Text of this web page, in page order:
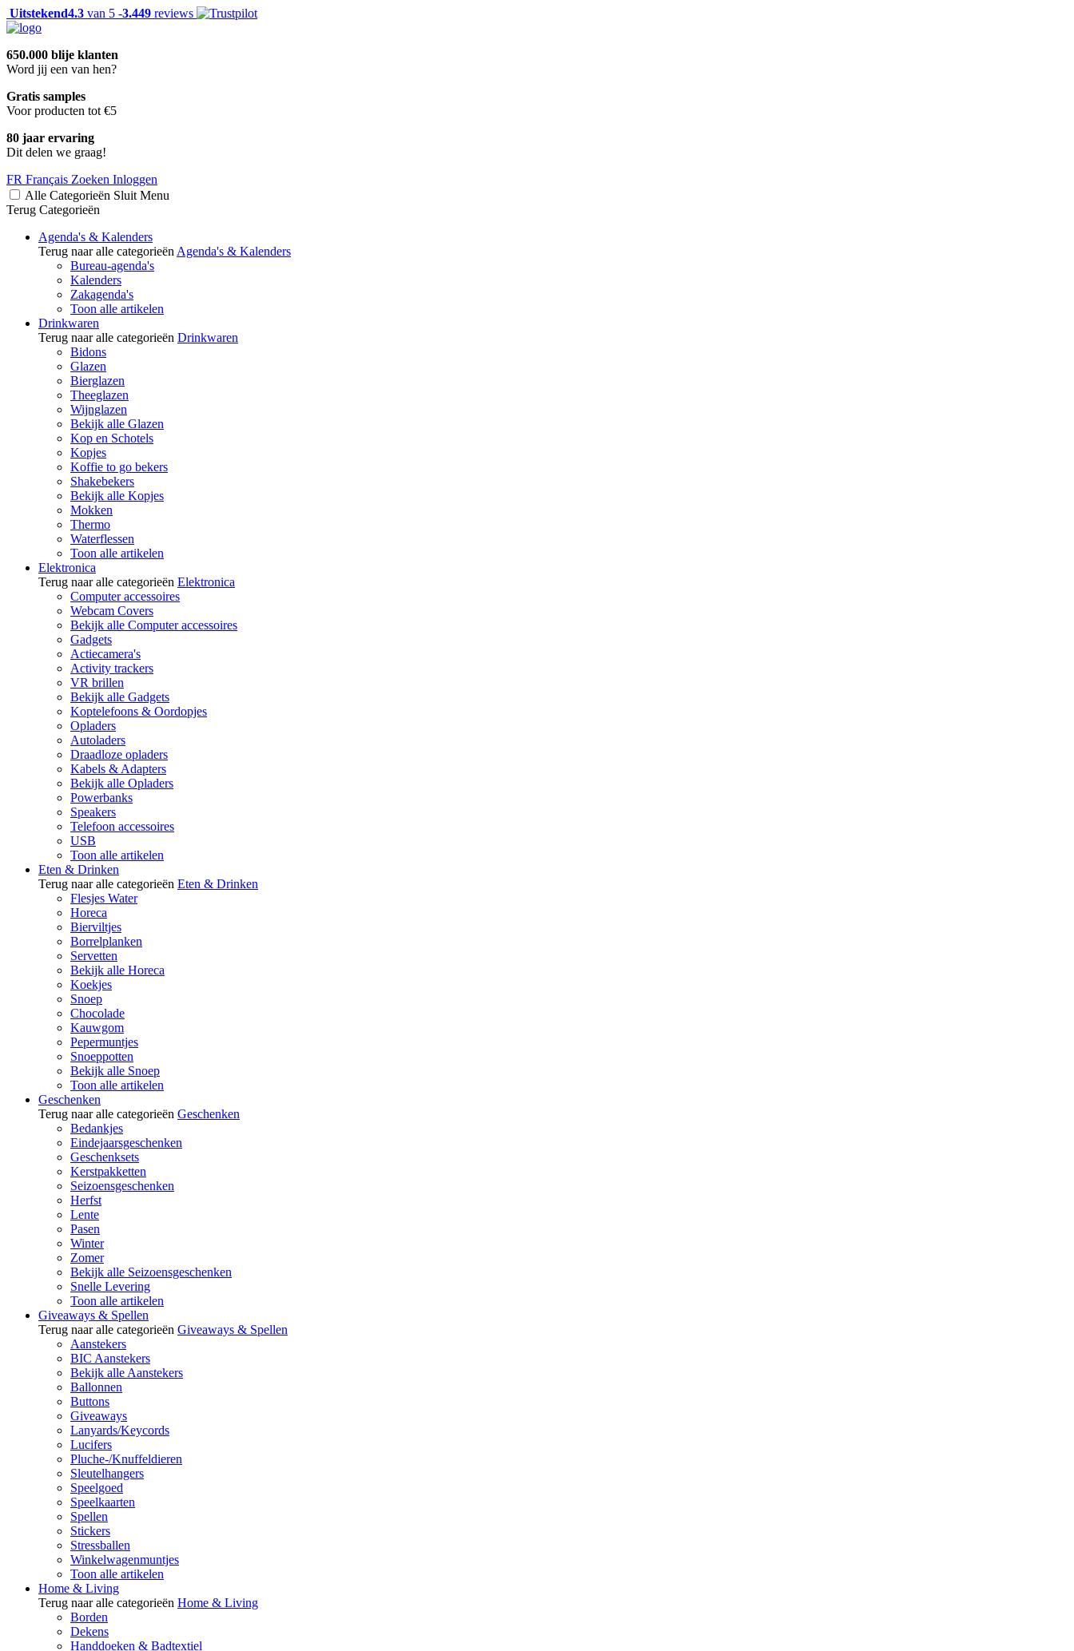
Uitstekend4.3 van 5 -3.449 reviews
650.000 blije klanten
Word jij een van hen?
Gratis samples
Voor producten tot €5
80 jaar ervaring
Dit delen we graag!
FR Français Zoeken Inloggen
Alle Categorieën Sluit Menu
Terug Categorieën
Agenda's & Kalenders
Terug naar alle categorieën Agenda's & Kalenders
Bureau-agenda's
Kalenders
Zakagenda's
Toon alle artikelen
Drinkwaren
Terug naar alle categorieën Drinkwaren
Bidons
Glazen
Bierglazen
Theeglazen
Wijnglazen
Bekijk alle Glazen
Kop en Schotels
Kopjes
Koffie to go bekers
Shakebekers
Bekijk alle Kopjes
Mokken
Thermo
Waterflessen
Toon alle artikelen
Elektronica
Terug naar alle categorieën Elektronica
Computer accessoires
Webcam Covers
Bekijk alle Computer accessoires
Gadgets
Actiecamera's
Activity trackers
VR brillen
Bekijk alle Gadgets
Koptelefoons & Oordopjes
Opladers
Autoladers
Draadloze opladers
Kabels & Adapters
Bekijk alle Opladers
Powerbanks
Speakers
Telefoon accessoires
USB
Toon alle artikelen
Eten & Drinken
Terug naar alle categorieën Eten & Drinken
Flesjes Water
Horeca
Bierviltjes
Borrelplanken
Servetten
Bekijk alle Horeca
Koekjes
Snoep
Chocolade
Kauwgom
Pepermuntjes
Snoeppotten
Bekijk alle Snoep
Toon alle artikelen
Geschenken
Terug naar alle categorieën Geschenken
Bedankjes
Eindejaarsgeschenken
Geschenksets
Kerstpakketten
Seizoensgeschenken
Herfst
Lente
Pasen
Winter
Zomer
Bekijk alle Seizoensgeschenken
Snelle Levering
Toon alle artikelen
Giveaways & Spellen
Terug naar alle categorieën Giveaways & Spellen
Aanstekers
BIC Aanstekers
Bekijk alle Aanstekers
Ballonnen
Buttons
Giveaways
Lanyards/Keycords
Lucifers
Pluche-/Knuffeldieren
Sleutelhangers
Speelgoed
Speelkaarten
Spellen
Stickers
Stressballen
Winkelwagenmuntjes
Toon alle artikelen
Home & Living
Terug naar alle categorieën Home & Living
Borden
Dekens
Handdoeken & Badtextiel